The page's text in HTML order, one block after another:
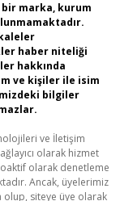
marka, kurum
haber niteliği
hakkında
ve kişiler ile isim
bilgiler
ve İletişim
olarak hizmet
olarak denetleme
Ancak, üyelerimiz
olup, siteye üye olarak